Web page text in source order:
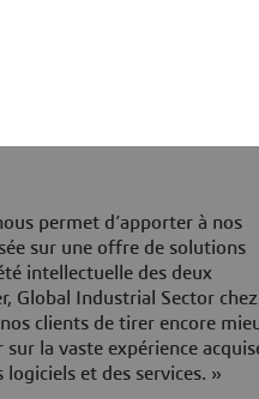
des prestations de
pour assurer le
solutions PLM (CATIA,
pratiques industrielles » PLM
permet d’apporter à nos
sur une offre de solutions
intellectuelle des deux
Global Industrial Sector chez
clients de tirer encore
la vaste expérience
et des services. »